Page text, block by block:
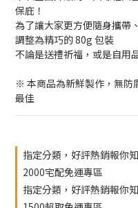
保庇！
為了讓大家更方便隨身攜帶
調整為精巧的 80g 包裝
不論是送禮祈福，或是自用
※ 本商品為新鮮製作，無防
最佳
指定分類，好評熱銷報你
2000宅配免運專區
指定分類，好評熱銷報你